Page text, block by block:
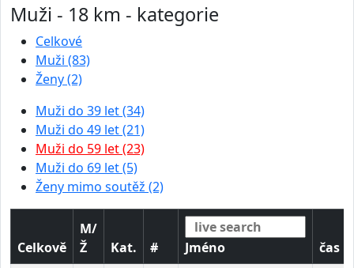
Muži - 18 km - kategorie
Celkové
Muži (83)
Ženy (2)
Muži do 39 let (34)
Muži do 49 let (21)
Muži do 59 let (23)
Muži do 69 let (5)
Ženy mimo soutěž (2)
Celkově
M/
Ž
Kat. # Jméno
čas